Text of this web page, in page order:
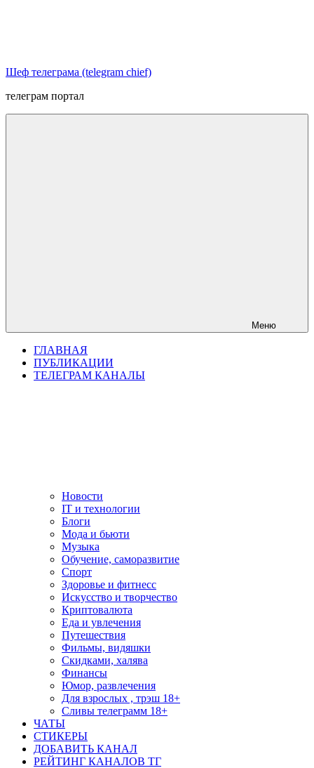
Шеф телеграма (telegram chief)
телеграм портал
Меню
ГЛАВНАЯ
ПУБЛИКАЦИИ
ТЕЛЕГРАМ КАНАЛЫ
Новости
IT и технологии
Блоги
Мода и бьюти
Музыка
Обучение, саморазвитие
Спорт
Здоровье и фитнесс
Искусство и творчество
Криптовалюта
Еда и увлечения
Путешествия
Фильмы, видяшки
Скидками, халява
Финансы
Юмор, развлечения
Для взрослых , трэш 18+
Сливы телеграмм 18+
ЧАТЫ
СТИКЕРЫ
ДОБАВИТЬ КАНАЛ
РЕЙТИНГ КАНАЛОВ ТГ